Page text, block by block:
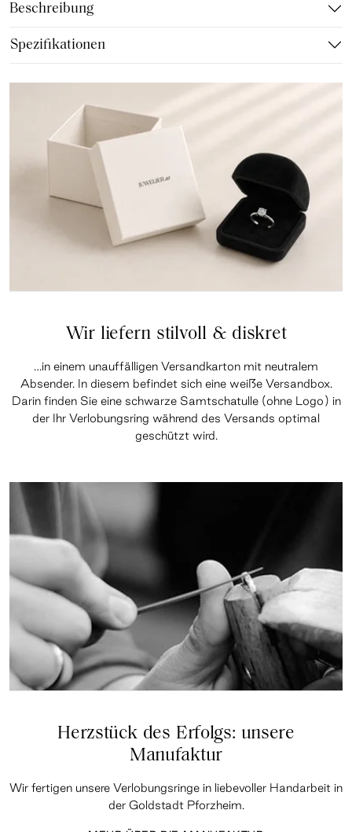
Beschreibung
Spezifikationen
Wir liefern stilvoll & diskret
…in einem unauffälligen Versandkarton mit neutralem
Absender. In diesem befindet sich eine weiße Versandbox.
Darin finden Sie eine schwarze Samtschatulle (ohne Logo) in
der Ihr Verlobungsring während des Versands optimal
geschützt wird.
Herzstück des Erfolgs: unsere
Manufaktur
Wir fertigen unsere Verlobungsringe in liebevoller Handarbeit in
der Goldstadt Pforzheim.